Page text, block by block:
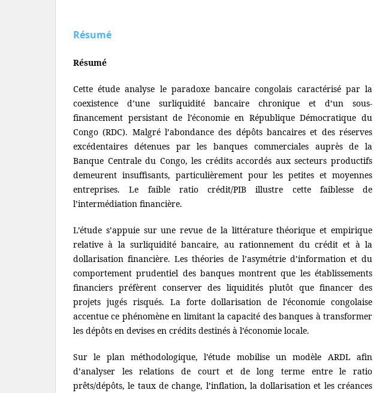
Résumé
Résumé
Cette étude analyse le paradoxe bancaire congolais caractérisé par la
coexistence d’une surliquidité bancaire chronique et d’un sous-
financement persistant de l’économie en République Démocratique du
Congo (RDC). Malgré l’abondance des dépôts bancaires et des réserves
excédentaires détenues par les banques commerciales auprès de la
Banque Centrale du Congo, les crédits accordés aux secteurs productifs
demeurent insuffisants, particulièrement pour les petites et moyennes
entreprises. Le faible ratio crédit/PIB illustre cette faiblesse de
l’intermédiation financière.
L’étude s’appuie sur une revue de la littérature théorique et empirique
relative à la surliquidité bancaire, au rationnement du crédit et à la
dollarisation financière. Les théories de l’asymétrie d’information et du
comportement prudentiel des banques montrent que les établissements
financiers préfèrent conserver des liquidités plutôt que financer des
projets jugés risqués. La forte dollarisation de l’économie congolaise
accentue ce phénomène en limitant la capacité des banques à transformer
les dépôts en devises en crédits destinés à l’économie locale.
Sur le plan méthodologique, l’étude mobilise un modèle ARDL afin
d’analyser les relations de court et de long terme entre le ratio
prêts/dépôts, le taux de change, l’inflation, la dollarisation et les créances